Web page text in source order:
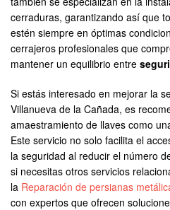
cerraduras, garantizando así que
estén siempre en óptimas
cerrajeros profesionales que
mantener un equilibrio entre
Si estás interesado en mejorar la
Villanueva de la Cañada, es
amaestramiento de llaves como
Este servicio no solo facilita el
la seguridad al reducir el número
si necesitas otros servicios
la Reparación de persianas
con expertos que ofrecen